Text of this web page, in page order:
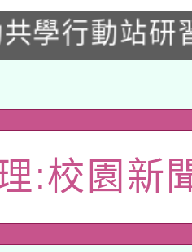
公告(無人
學行動站研
年度閱讀
專業研習
人工智慧
與教學軟體
員會函釋公
:校園新